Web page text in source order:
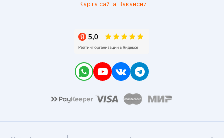
Карта сайта Вакансии